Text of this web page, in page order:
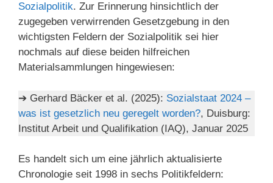
Sozialpolitik. Zur Erinnerung hinsichtlich der
zugegeben verwirrenden Gesetzgebung in den
wichtigsten Feldern der Sozialpolitik sei hier
nochmals auf diese beiden hilfreichen
Materialsammlungen hingewiesen:
➔ Gerhard Bäcker et al. (2025): Sozialstaat 2024 –
was ist gesetzlich neu geregelt worden?, Duisburg:
Institut Arbeit und Qualifikation (IAQ), Januar 2025
Es handelt sich um eine jährlich aktualisierte
Chronologie seit 1998 in sechs Politikfeldern: